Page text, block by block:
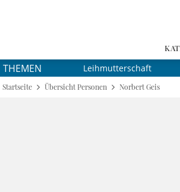
THEMEN Leihmutterschaft
Startseite Übersicht Personen Norbert Geis